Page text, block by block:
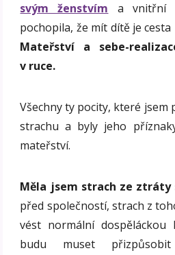
svým ženstvím a vnitřní
pochopila, že mít dítě je
Mateřství a sebe-
v ruce.
Všechny ty pocity, které jsem
strachu a byly jeho
mateřství.
Měla jsem strach ze ztráty
před společností, strach z
vést normální dospěláckou
budu muset